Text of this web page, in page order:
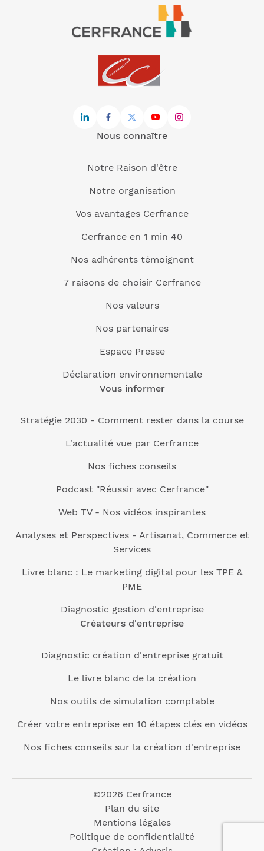
Nous connaître
Notre Raison d'être
Notre organisation
Vos avantages Cerfrance
Cerfrance en 1 min 40
Nos adhérents témoignent
7 raisons de choisir Cerfrance
Nos valeurs
Nos partenaires
Espace Presse
Déclaration environnementale
Vous informer
Stratégie 2030 - Comment rester dans la course
L'actualité vue par Cerfrance
Nos fiches conseils
Podcast "Réussir avec Cerfrance"
Web TV - Nos vidéos inspirantes
Analyses et Perspectives - Artisanat, Commerce et
Services
Livre blanc : Le marketing digital pour les TPE &
PME
Diagnostic gestion d'entreprise
Créateurs d'entreprise
Diagnostic création d'entreprise gratuit
Le livre blanc de la création
Nos outils de simulation comptable
Créer votre entreprise en 10 étapes clés en vidéos
Nos fiches conseils sur la création d'entreprise
©2026 Cerfrance
Plan du site
Mentions légales
Politique de confidentialité